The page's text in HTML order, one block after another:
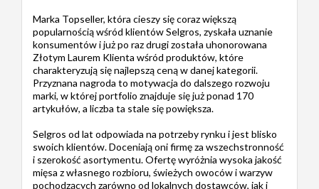
Marka Topseller, która cieszy się coraz większą
popularnością wśród klientów Selgros, zyskała uznanie
konsumentów i już po raz drugi została uhonorowana
Złotym Laurem Klienta wśród produktów, które
charakteryzują się najlepszą ceną w danej kategorii.
Przyznana nagroda to motywacja do dalszego rozwoju
marki, w której portfolio znajduje się już ponad 170
artykułów, a liczba ta stale się powiększa.
Selgros od lat odpowiada na potrzeby rynku i jest blisko
swoich klientów. Doceniają oni firmę za wszechstronność
i szerokość asortymentu. Ofertę wyróżnia wysoka jakość
mięsa z własnego rozbioru, świeżych owoców i warzyw
pochodzących zarówno od lokalnych dostawców, jak i